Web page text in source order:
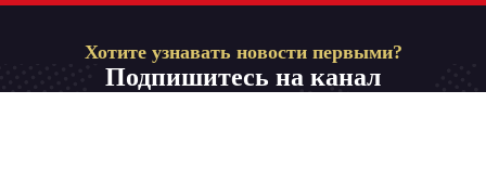
Хотите узнавать новости первыми?
Подпишитесь на канал